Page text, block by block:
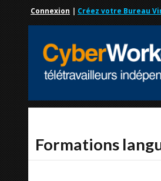
Connexion | Créez votre Bureau
Formations